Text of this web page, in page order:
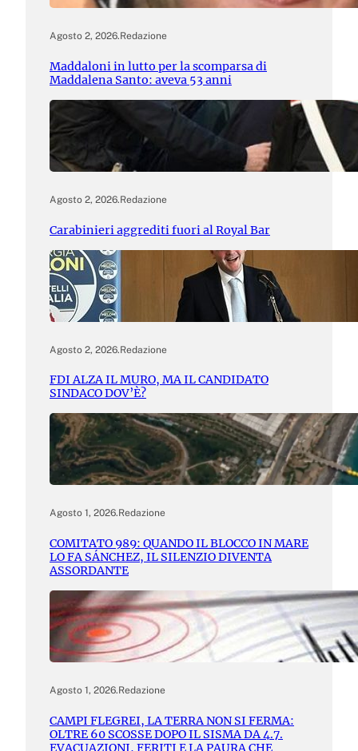
Agosto 2, 2026.Redazione
Maddaloni in lutto per la scomparsa di
Maddalena Santo: aveva 53 anni
Agosto 2, 2026.Redazione
Carabinieri aggrediti fuori al Royal Bar
Agosto 2, 2026.Redazione
FDI ALZA IL MURO, MA IL CANDIDATO
SINDACO DOV’È?
Agosto 1, 2026.Redazione
COMITATO 989: QUANDO IL BLOCCO IN MARE
LO FA SÁNCHEZ, IL SILENZIO DIVENTA
ASSORDANTE
Agosto 1, 2026.Redazione
CAMPI FLEGREI, LA TERRA NON SI FERMA:
OLTRE 60 SCOSSE DOPO IL SISMA DA 4.7.
EVACUAZIONI, FERITI E LA PAURA CHE